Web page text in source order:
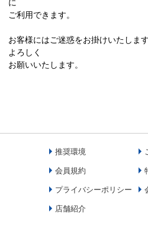
に
ご利用できます。
お客様にはご迷惑をお掛けいたしま
よろしく
お願いいたします。
推奨環境
会員規約
プライバシーポリシー
店舗紹介